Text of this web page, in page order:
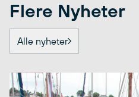
Flere Nyheter
Alle nyheter